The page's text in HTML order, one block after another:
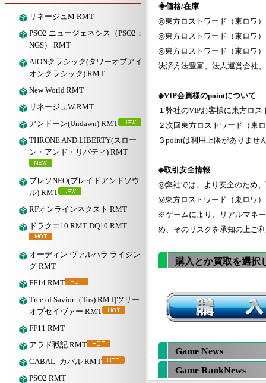
リネージュM RMT
PSO2 ニュージェネシス（PSO2：
NGS） RMT
AIONクラシック(タワーオブアイ
オンクラシック) RMT
New World RMT
リネージュW RMT
アンドーン(Undawn) RMT
THRONE AND LIBERTY(スロー
ン・アンド・リバティ) RMT
ブレソNEO(ブレイドアンドソウ
ル) RMT
RFオンラインネクスト RMT
ドラクエ10 RMT|DQ10 RMT
オーディン ヴァルハラ ライジン
グ RMT
FF14 RMT
Tree of Savior（Tos) RMT|ツリー
オブセイヴァー RMT
FF11 RMT
アラド戦記 RMT
CABAL_カバル RMT
PSO2 RMT
◈価格/在庫
◎東方ロストワード（東ロワ
◎東方ロストワード（東ロワ
◎東方ロストワード（東ロワ
決済方法豊富、法人運営会社
◈VIP会員様のpointについて
１弊社のVIPお客様に東方ロ
２次回東方ロストワード（東
３pointは利用上限がありませ
◈取引安全情報
◎弊社では、より安全のため
◎東方ロストワード（東ロワ
※ゲームにより、リアルマネ
め、そのリスクを承知の上ご
購入とか買取を選択
Game News
Game RankNews